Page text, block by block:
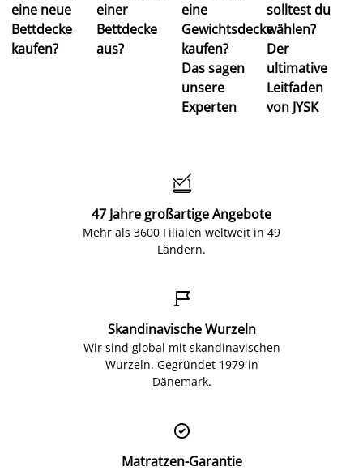
eine neue
Bettdecke
kaufen?
einer
Bettdecke
aus?
eine
Gewichtsdecke
kaufen?
Das sagen
unsere
Experten
solltest du
wählen?
Der
ultimative
Leitfaden
von JYSK

47 Jahre großartige Angebote
Mehr als 3600 Filialen weltweit in 49
Ländern.

Skandinavische Wurzeln
Wir sind global mit skandinavischen
Wurzeln. Gegründet 1979 in
Dänemark.

Matratzen-Garantie